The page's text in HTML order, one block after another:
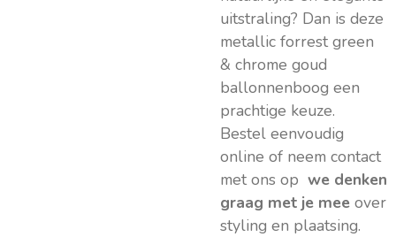
uitstraling? Dan is deze
metallic forrest green
& chrome goud
ballonnenboog een
prachtige keuze.
Bestel eenvoudig
online of neem contact
met ons op we denken
graag met je mee over
styling en plaatsing.